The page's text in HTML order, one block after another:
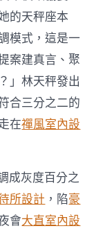
共
JIUYI
俱
意
豪
宅
設
計
收
到
1486
件〉
中
的天秤座本
模式，這是一
案建真言、聚
」林天秤發出
合三分之二的
在禪風室內設
成灰度百分之
所設計 ，陷豪
會大直室內設